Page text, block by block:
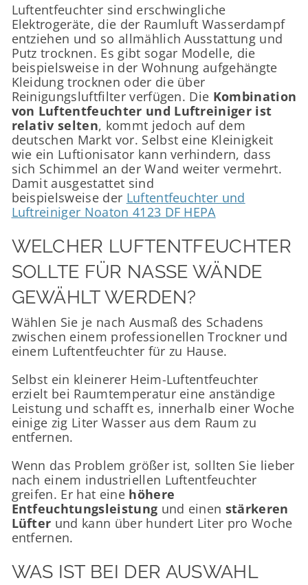
Luftentfeuchter sind erschwingliche
Elektrogeräte, die der Raumluft Wasserdampf
entziehen und so allmählich Ausstattung und
Putz trocknen. Es gibt sogar Modelle, die
beispielsweise in der Wohnung aufgehängte
Kleidung trocknen oder die über
Reinigungsluftfilter verfügen. Die Kombination
von Luftentfeuchter und Luftreiniger ist
relativ selten, kommt jedoch auf dem
deutschen Markt vor. Selbst eine Kleinigkeit
wie ein Luftionisator kann verhindern, dass
sich Schimmel an der Wand weiter vermehrt.
Damit ausgestattet sind
beispielsweise der Luftentfeuchter und
Luftreiniger Noaton 4123 DF HEPA
WELCHER LUFTENTFEUCHTER
SOLLTE FÜR NASSE WÄNDE
GEWÄHLT WERDEN?
Wählen Sie je nach Ausmaß des Schadens
zwischen einem professionellen Trockner und
einem Luftentfeuchter für zu Hause.
Selbst ein kleinerer Heim-Luftentfeuchter
erzielt bei Raumtemperatur eine anständige
Leistung und schafft es, innerhalb einer Woche
einige zig Liter Wasser aus dem Raum zu
entfernen.
Wenn das Problem größer ist, sollten Sie lieber
nach einem industriellen Luftentfeuchter
greifen. Er hat eine höhere
Entfeuchtungsleistung und einen stärkeren
Lüfter und kann über hundert Liter pro Woche
entfernen.
WAS IST BEI DER AUSWAHL